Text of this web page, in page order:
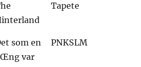
Tapete
som en
var
PNKSLM